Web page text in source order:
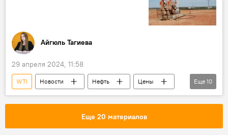
Айгюль Тагиева
29 апреля 2024, 11:58
WTI Новости Нефть
Цены
Brent
Фьючерсы
котировки
Деэскалация
Спрос
Еще 10
Еще 20 материалов